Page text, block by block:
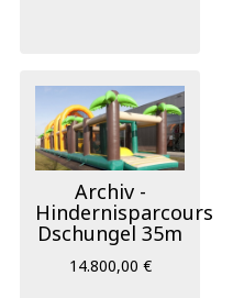
Archiv -
Hindernisparcours
Dschungel 35m
14.800,00 €